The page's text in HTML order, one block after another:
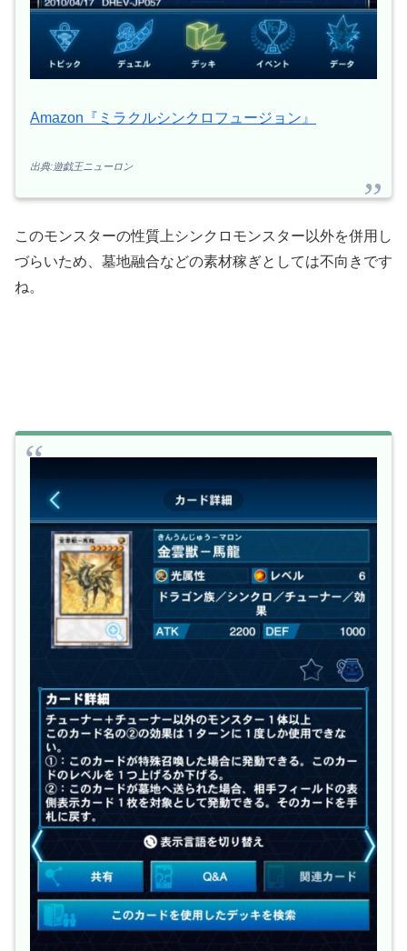
Amazon『ミラクルシンクロフュージョン』
出典:遊戯王ニューロン
このモンスターの性質上シンクロモンスター以外を併用し
づらいため、墓地融合などの素材稼ぎとしては不向きです
ね。